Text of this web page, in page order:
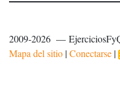
2009-2026 —
Mapa del sitio |Conectarse |